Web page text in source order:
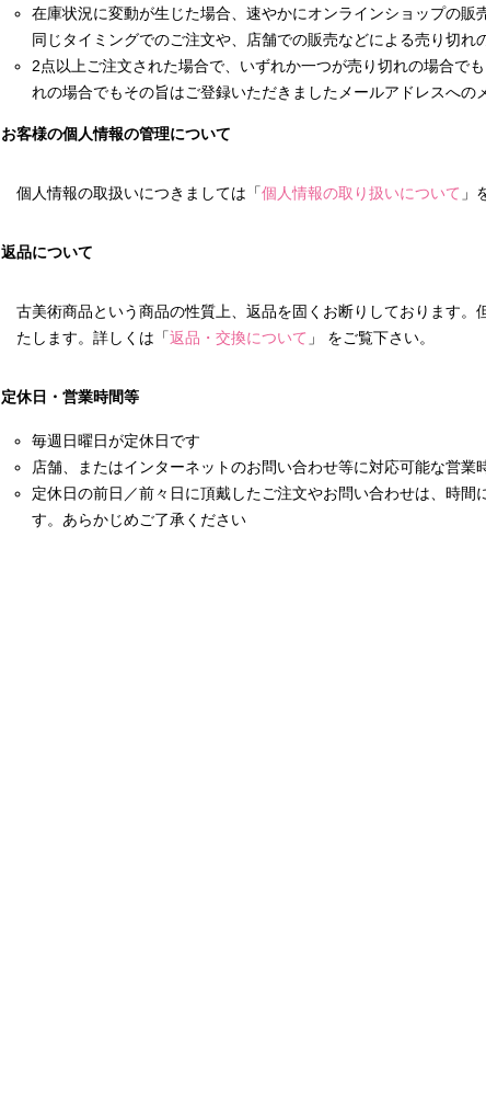
在庫状況に変動が生じた場合、速やかにオンラインショップの販
同じタイミングでのご注文や、店舗での販売などによる売り切れ
2点以上ご注文された場合で、いずれか一つが売り切れの場合で
れの場合でもその旨はご登録いただきましたメールアドレスへの
お客様の個人情報の管理について
個人情報の取扱いにつきましては「個人情報の取り扱いについて 」
返品について
古美術商品という商品の性質上、返品を固くお断りしております
たします。詳しくは「返品・交換について 」 をご覧下さい。
定休日・営業時間等
毎週日曜日が定休日です
店舗、またはインターネットのお問い合わせ等に対応可能な営
定休日の前日／前々日に頂戴したご注文やお問い合わせは、時間
す。あらかじめご了承ください